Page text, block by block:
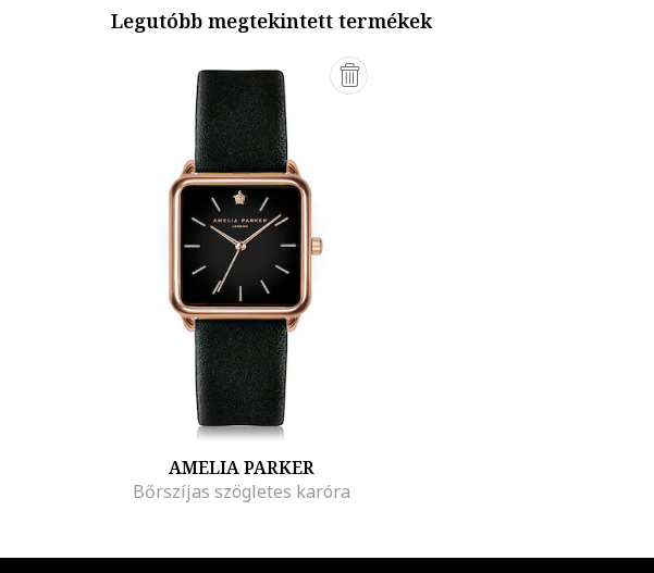
Legutóbb megtekintett termékek
AMELIA PARKER
Bőrszíjas szögletes karóra